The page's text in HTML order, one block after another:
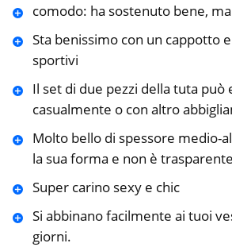
comodo: ha sostenuto bene,
Sta benissimo con un cappotto
sportivi
Il set di due pezzi della tuta può
casualmente o con altro
Molto bello di spessore medio-
la sua forma e non è trasparente
Super carino sexy e chic
Si abbinano facilmente ai tuoi
giorni.